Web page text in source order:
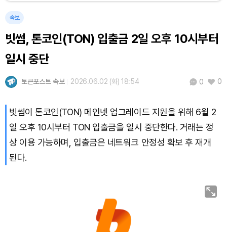
속보
빗썸, 톤코인(TON) 입출금 2일 오후 10시부터
일시 중단
토큰포스트 속보 2026.06.02 (화) 18:54 0 0
빗썸이 톤코인(TON) 메인넷 업그레이드 지원을 위해 6월 2
일 오후 10시부터 TON 입출금을 일시 중단한다. 거래는 정
상 이용 가능하며, 입출금은 네트워크 안정성 확보 후 재개
된다.